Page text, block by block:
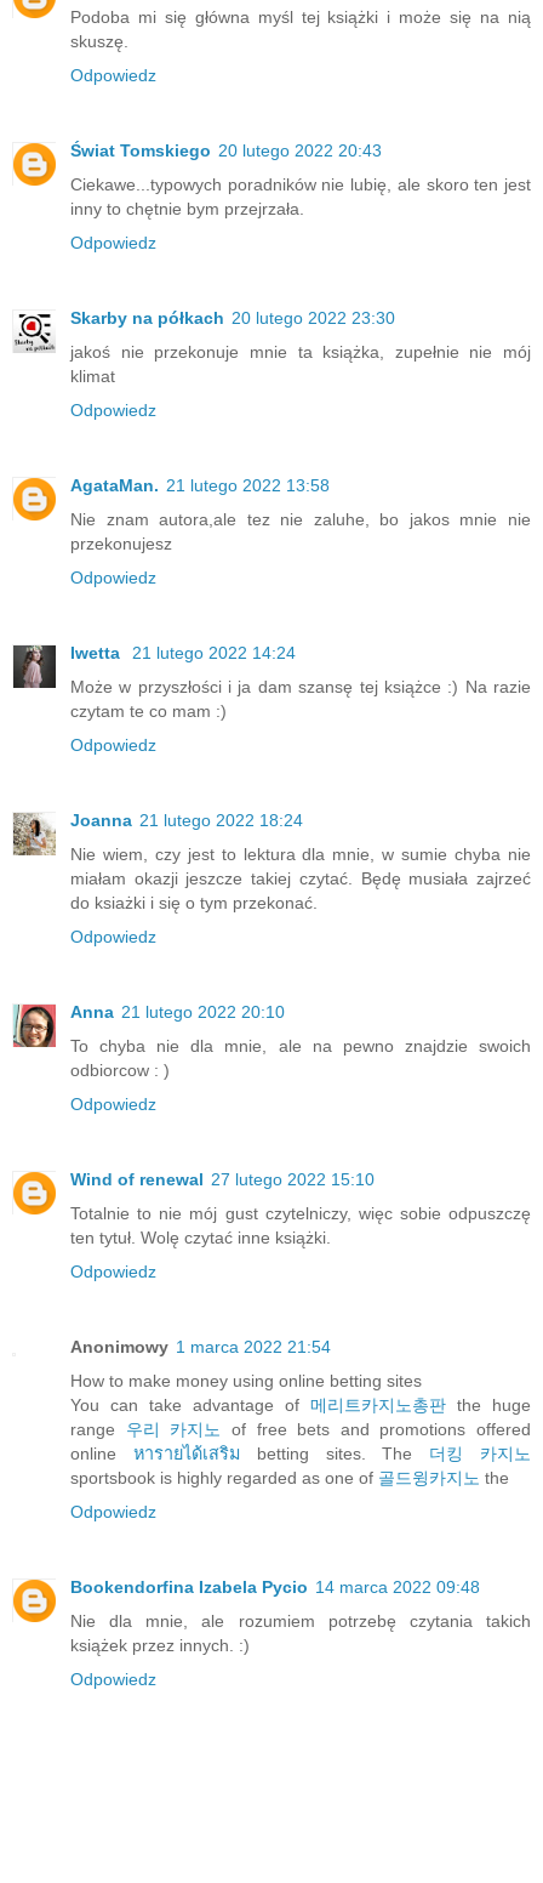
Podoba mi się główna myśl tej książki i może się na nią
skuszę.
Odpowiedz
Świat Tomskiego 20 lutego 2022 20:43
Ciekawe...typowych poradników nie lubię, ale skoro ten jest
inny to chętnie bym przejrzała.
Odpowiedz
Skarby na półkach 20 lutego 2022 23:30
jakoś nie przekonuje mnie ta książka, zupełnie nie mój
klimat
Odpowiedz
AgataMan. 21 lutego 2022 13:58
Nie znam autora,ale tez nie zaluhe, bo jakos mnie nie
przekonujesz
Odpowiedz
Iwetta
21 lutego 2022 14:24
Może w przyszłości i ja dam szansę tej książce :) Na razie
czytam te co mam :)
Odpowiedz
Joanna 21 lutego 2022 18:24
Nie wiem, czy jest to lektura dla mnie, w sumie chyba nie
miałam okazji jeszcze takiej czytać. Będę musiała zajrzeć
do ksiażki i się o tym przekonać.
Odpowiedz
Anna 21 lutego 2022 20:10
To chyba nie dla mnie, ale na pewno znajdzie swoich
odbiorcow : )
Odpowiedz
Wind of renewal 27 lutego 2022 15:10
Totalnie to nie mój gust czytelniczy, więc sobie odpuszczę
ten tytuł. Wolę czytać inne książki.
Odpowiedz
Anonimowy 1 marca 2022 21:54
How to make money using online betting sites
You can take advantage of 메리트카지노총판 the huge
range 우리 카지노 of free bets and promotions offered
online หารายได้เสริม betting sites. The 더킹 카지노
sportsbook is highly regarded as one of 골드윙카지노 the
Odpowiedz
Bookendorfina Izabela Pycio 14 marca 2022 09:48
Nie dla mnie, ale rozumiem potrzebę czytania takich
książek przez innych. :)
Odpowiedz